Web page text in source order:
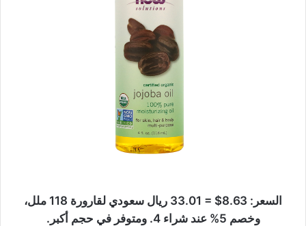
السعر: 8.63$ = 33.01 ريال سعودي لقارورة 118 ملل،
وخصم 5% عند شراء 4. ومتوفر في حجم أكبر.